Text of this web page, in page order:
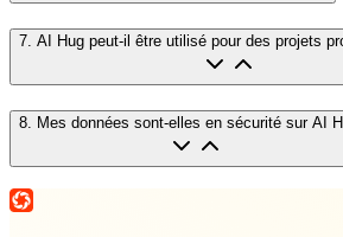
7 AI Hug peut-il être utilisé pour des projets
8 Mes données sont-elles en sécurité sur AI